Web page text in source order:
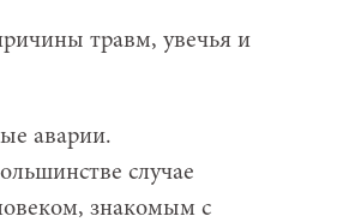
травм, увечья и
аварии.
случае
знакомым с